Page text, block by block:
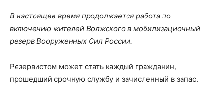
В настоящее время продолжается работа по
включению жителей Волжского в мобилизационный
резерв Вооруженных Сил России.
Резервистом может стать каждый гражданин,
прошедший срочную службу и зачисленный в запас.